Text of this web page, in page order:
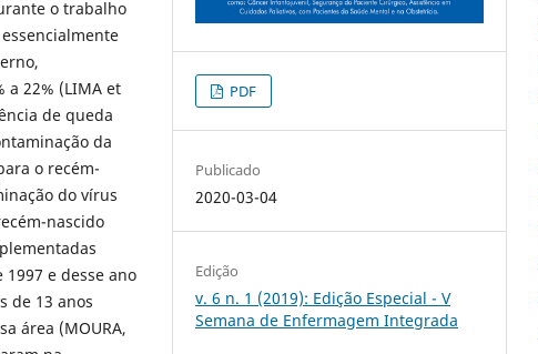
o trabalho
a 22% (LIMA et
de queda
da
o recém-
do vírus
nascido
1997 e desse ano
de 13 anos
área (MOURA,
PDF
Publicado
2020-03-04
Edição
v. 6 n. 1 (2019): Edição Especial - V
Semana de Enfermagem Integrada